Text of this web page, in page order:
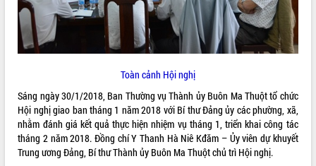
ĐIỂM TIN VĂN BẢN
QUY HOẠCH - KẾ HOẠCH
Toàn cảnh Hội nghị
Sáng ngày 30/1/2018, Ban Thường vụ Thành ủy Buôn Ma Thuột tổ chức
Hội nghị giao ban tháng 1 năm 2018 với Bí thư Đảng ủy các phường, xã,
nhằm đánh giá kết quả thực hiện nhiệm vụ tháng 1, triển khai công tác
tháng 2 năm 2018. Đồng chí Y Thanh Hà Niê Kđăm – Ủy viên dự khuyết
Trung ương Đảng, Bí thư Thành ủy Buôn Ma Thuột chủ trì Hội nghị.